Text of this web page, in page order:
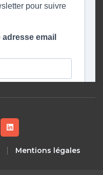
Mentions légales